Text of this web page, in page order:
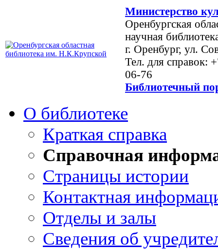
Министерство
Оренбургская
научная
г. Оренбург, ул.
Тел. для справок:
06-76
Библиотечный
О библиотеке
Краткая справка
Справочная
Страницы истории
Контактная
Отделы и залы
Сведения об